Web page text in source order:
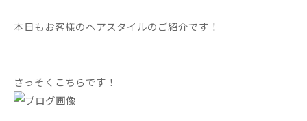
本日もお客様のヘアスタイルのご紹介です！
さっそくこちらです！